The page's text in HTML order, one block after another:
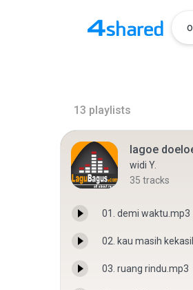
13 playlists
lagoe
widi Y.
35 tracks
01. demi waktu.mp3
02. kau masih
03. ruang rindu.mp3